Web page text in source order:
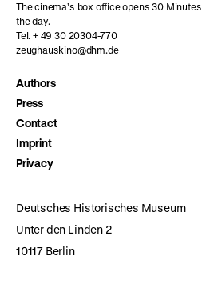
The cinema’s box office opens 30
the day.
Tel. + 49 30 20304-770
zeughauskino@dhm.de
Authors
Press
Contact
Imprint
Privacy
Deutsches Historisches Museum
Unter den Linden 2
10117 Berlin